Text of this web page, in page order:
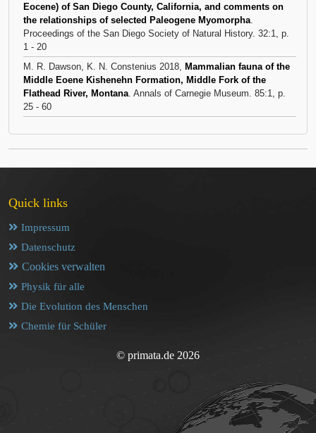
Eocene) of San Diego County, California, and comments on
the relationships of selected Paleogene Myomorpha.
Proceedings of the San Diego Society of Natural History. 32:1, p.
1 - 20
M. R. Dawson, K. N. Constenius 2018, Mammalian fauna of the
Middle Eoene Kishenehn Formation, Middle Fork of the
Flathead River, Montana. Annals of Carnegie Museum. 85:1, p.
25 - 60
Quick links
Impressum
Datenschutz
Cookies verwalten
Physik für alle
Die Evolution des Menschen
Chemie für Schüler
© primata.de 2026